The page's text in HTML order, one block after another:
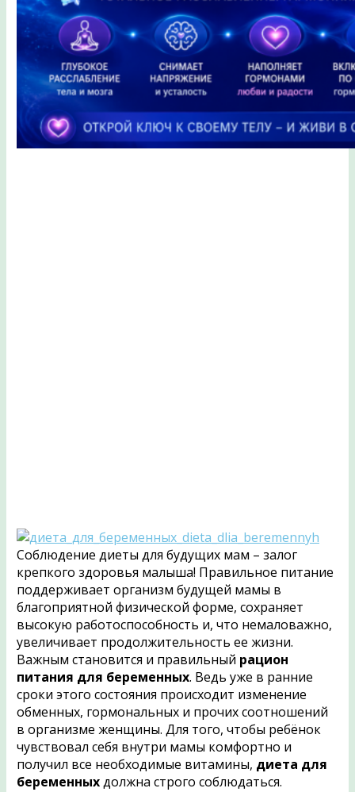
Соблюдение диеты для будущих мам – залог
крепкого здоровья малыша! Правильное питание
поддерживает организм будущей мамы в
благоприятной физической форме, сохраняет
высокую работоспособность и, что немаловажно,
увеличивает продолжительность ее жизни.
Важным становится и правильный рацион
питания для беременных. Ведь уже в ранние
сроки этого состояния происходит изменение
обменных, гормональных и прочих соотношений
в организме женщины. Для того, чтобы ребёнок
чувствовал себя внутри мамы комфортно и
получил все необходимые витамины, диета для
беременныхдолжна строго соблюдаться.